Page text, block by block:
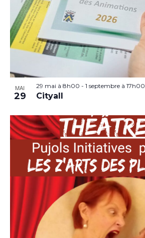
MAI
29
29 mai à 8h00 - 1 septembre à 17h00
Cityall